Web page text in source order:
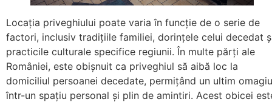
Locația priveghiului poate varia în funcție de o serie de
factori, inclusiv tradițiile familiei, dorințele celui decedat
practicile culturale specifice regiunii. În multe părți ale
României, este obișnuit ca priveghiul să aibă loc la
domiciliul persoanei decedate, permițând un ultim omagiu
într-un spațiu personal și plin de amintiri. Acest obicei